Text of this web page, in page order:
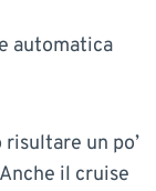
automatica
risultare un po’
il cruise